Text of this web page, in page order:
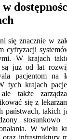
się znacznie w
cyfryzacji
W krajach
są już od lat
pacjentom na
tych krajach
ale także
się z
takich
W wielu
infrastruktury